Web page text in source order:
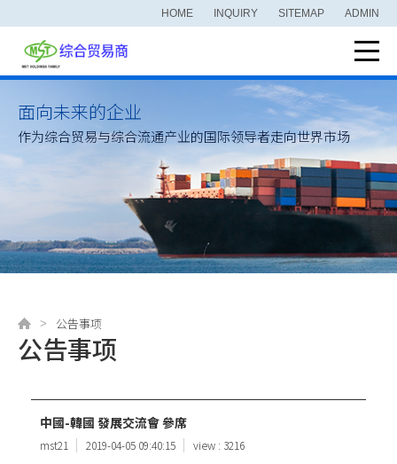
HOME INQUIRY SITEMAP ADMIN
面向未来的企业
作为综合贸易与综合流通产业的国际领导者走向世界市场
公告事项
公告事项
中國-韓國 發展交流會 參席
mst21 2019-04-05 09:40:15 view : 3216